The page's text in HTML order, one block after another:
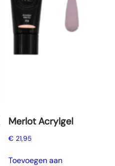
Merlot Acrylgel
€ 21,95
Toevoegen aan